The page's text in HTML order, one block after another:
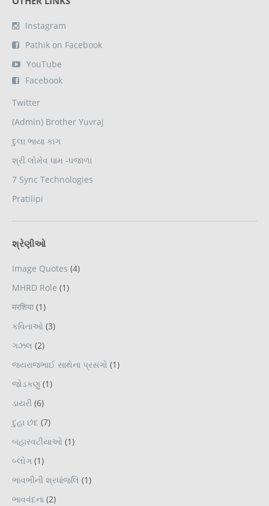
Instagram
Pathik on Facebook
YouTube
Facebook
Twitter
(Admin) Brother Yuvraj
દુલા ભાયા કાગ
શ્રી લોમેવ ધામ -ધજાળા
7 Sync Technologies
Pratilipi
શ્રેણીઓ
Image Quotes (4)
MHRD Role (1)
मरशिया (1)
કવિતાઓ (3)
ગઝલ (2)
જયરાજભાઈ સાથેના પ્રસંગો (1)
જોડકણુ (1)
ડાયરી (6)
દુહા છંદ (7)
બહારવટીયાઓ (1)
બ્લોગ (1)
ભાવભીંની શ્રધાંજલિ (1)
ભાવવંદના (2)